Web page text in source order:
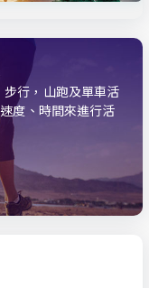
行，山跑及單車活
度、時間來進行活